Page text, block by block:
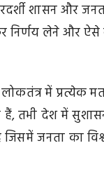
शासन
निर्णय लेने और
में प्रत्येक
तभी देश में
जनता का